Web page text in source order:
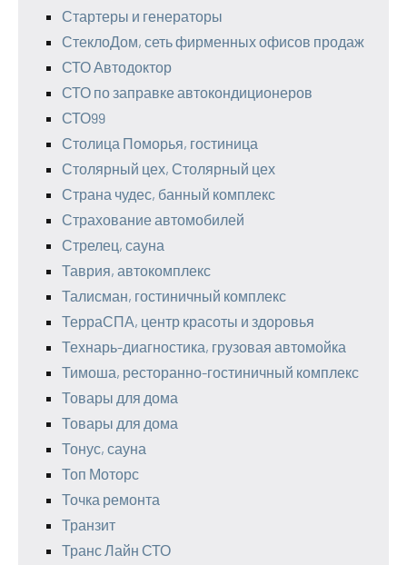
Стартеры и генераторы
СтеклоДом, сеть фирменных офисов продаж
СТО Автодоктор
СТО по заправке автокондиционеров
СТО99
Столица Поморья, гостиница
Столярный цех, Столярный цех
Страна чудес, банный комплекс
Страхование автомобилей
Стрелец, сауна
Таврия, автокомплекс
Талисман, гостиничный комплекс
ТерраСПА, центр красоты и здоровья
Технарь-диагностика, грузовая автомойка
Тимоша, ресторанно-гостиничный комплекс
Товары для дома
Товары для дома
Тонус, сауна
Топ Моторс
Точка ремонта
Транзит
Транс Лайн СТО